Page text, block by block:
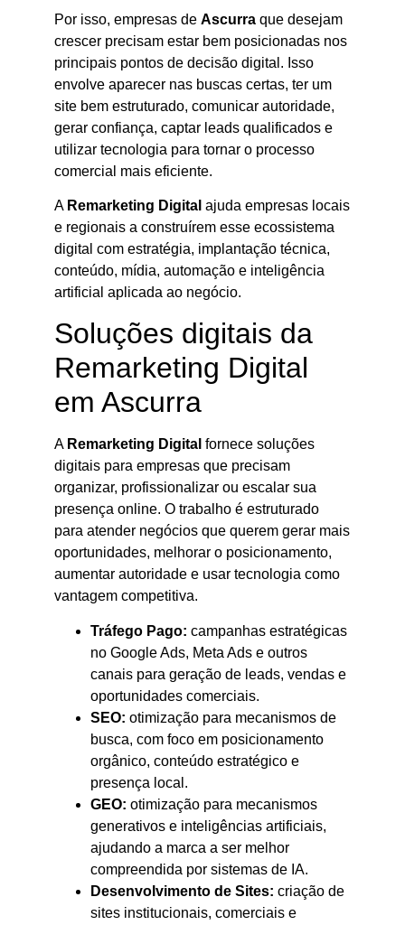
Por isso, empresas de Ascurra que desejam
crescer precisam estar bem posicionadas nos
principais pontos de decisão digital. Isso
envolve aparecer nas buscas certas, ter um
site bem estruturado, comunicar autoridade,
gerar confiança, captar leads qualificados e
utilizar tecnologia para tornar o processo
comercial mais eficiente.
A Remarketing Digital ajuda empresas locais
e regionais a construírem esse ecossistema
digital com estratégia, implantação técnica,
conteúdo, mídia, automação e inteligência
artificial aplicada ao negócio.
Soluções digitais da
Remarketing Digital
em Ascurra
A Remarketing Digital fornece soluções
digitais para empresas que precisam
organizar, profissionalizar ou escalar sua
presença online. O trabalho é estruturado
para atender negócios que querem gerar mais
oportunidades, melhorar o posicionamento,
aumentar autoridade e usar tecnologia como
vantagem competitiva.
Tráfego Pago: campanhas estratégicas
no Google Ads, Meta Ads e outros
canais para geração de leads, vendas e
oportunidades comerciais.
SEO: otimização para mecanismos de
busca, com foco em posicionamento
orgânico, conteúdo estratégico e
presença local.
GEO: otimização para mecanismos
generativos e inteligências artificiais,
ajudando a marca a ser melhor
compreendida por sistemas de IA.
Desenvolvimento de Sites: criação de
sites institucionais, comerciais e